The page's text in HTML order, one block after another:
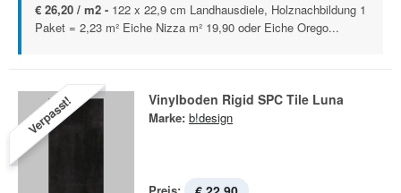
€ 26,20 / m2 - 122 x 22,9 cm Landhausdiele, Holznachbildung 1
Paket = 2,23 m² Eiche Nizza m² 19,90 oder Eiche Orego...
Verpasst! Vinylboden Rigid SPC Tile Luna
Marke: b!design